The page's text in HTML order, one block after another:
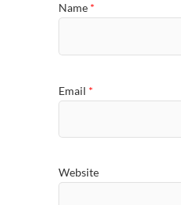
Name *
Email *
Website